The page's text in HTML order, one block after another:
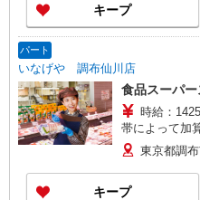
キープ
パート
いなげや 調布仙川店
食品スーパー
時給：
帯によって加算 ▼詳細は以下の通り 日・祝日
給125円増 ★学生以外の長期希望の方はパート対
象です。 ★職
間・曜日の項
東京都調
キープ